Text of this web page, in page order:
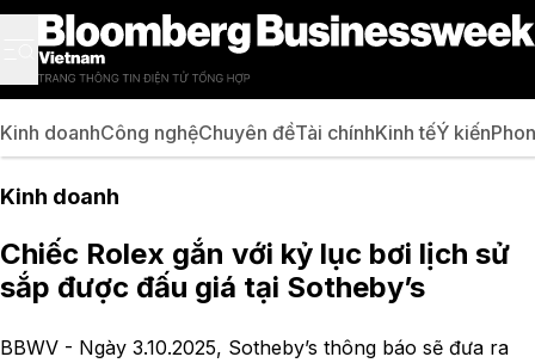
Kinh doanhCông nghệChuyên đềTài chínhKinh tếÝ kiến
Kinh doanh
Chiếc Rolex gắn với kỷ lục bơi lịch sử
sắp được đấu giá tại Sotheby’s
BBWV - Ngày 3.10.2025, Sotheby’s thông báo sẽ đưa ra